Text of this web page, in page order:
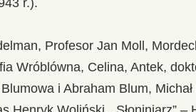
r.).
Profesor Jan Moll,
Wróblówna, Celina, Antek,
i Abraham Blum,